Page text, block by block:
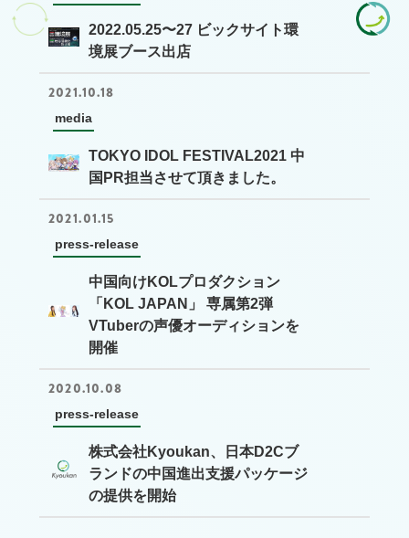
2022.05.25〜27 ビックサイト環
境展ブース出店
2021.10.18
media
TOKYO IDOL FESTIVAL2021 中
国PR担当させて頂きました。
2021.01.15
press-release
中国向けKOLプロダクション
「KOL JAPAN」 専属第2弾
VTuberの声優オーディションを
開催
2020.10.08
press-release
株式会社Kyoukan、日本D2Cブ
ランドの中国進出支援パッケージ
の提供を開始